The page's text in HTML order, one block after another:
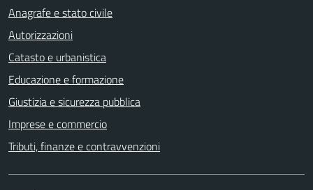
Anagrafe e stato civile
Autorizzazioni
Catasto e urbanistica
Educazione e formazione
Giustizia e sicurezza pubblica
Imprese e commercio
Tributi, finanze e contravvenzioni